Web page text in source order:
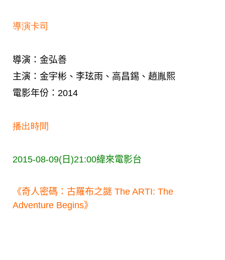
導演卡司
導演：金弘善
主演：金宇彬、李玹雨、高昌錫、趙胤熙
電影年份：2014
播出時間
2015-08-09(日)21:00緯來電影台
《奇人密碼：古羅布之謎 The ARTI: The
Adventure Begins》